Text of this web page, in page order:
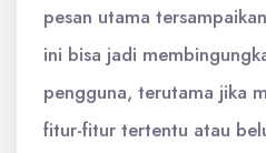
pesan utama
ini bisa jadi
pengguna, terutama jika
fitur-fitur tertentu atau